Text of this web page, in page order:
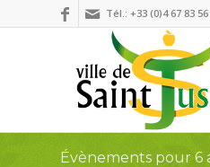
Tél.: +33 (0)4 67 83 56
Évènements pour 6